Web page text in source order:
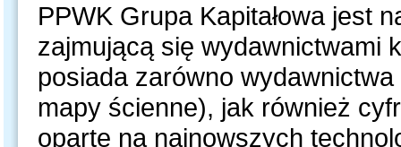
PPWK Grupa Kapitałowa jest
zajmującą się wydawnictwami
posiada zarówno
mapy ścienne), jak również
oparte na najnowszych